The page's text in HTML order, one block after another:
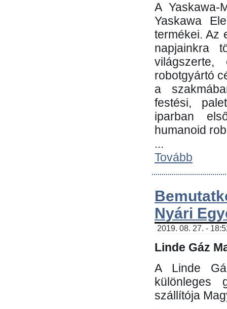
A Yaskawa-
Yaskawa
termékei. Az
napjainkra
robotgyártó
a
festési,
iparban
humanoid
...
Tovább
Nyári
2019. 08. 27. -
Linde Gáz
A Linde
különleges
szállítója